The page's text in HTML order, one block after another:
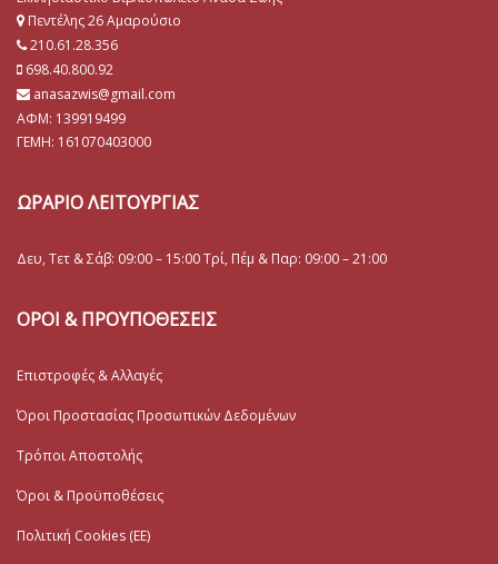
Πεντέλης 26 Αμαρούσιο
210.61.28.356
698.40.800.92
anasazwis@gmail.com
ΑΦΜ: 139919499
ΓΕΜΗ: 161070403000
ΩΡΑΡΙΟ ΛΕΙΤΟΥΡΓΙΑΣ
Δευ, Τετ & Σάβ: 09:00 – 15:00 Τρί, Πέμ & Παρ: 09:00 – 21:00
ΟΡΟΙ & ΠΡΟΥΠΟΘΕΣΕΙΣ
Επιστροφές & Αλλαγές
Όροι Προστασίας Προσωπικών Δεδομένων
Τρόποι Αποστολής
Όροι & Προϋποθέσεις
Πολιτική Cookies (ΕΕ)